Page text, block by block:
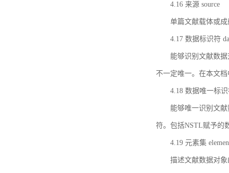
4.16 来源 source
单篇文献载体或
4.17 数据标识符
能够识别文献数
不一定唯一。在本文
4.18 数据唯一标
能够唯一识别文
符。包括NSTL赋予的
4.19 元素集
描述文献数据对